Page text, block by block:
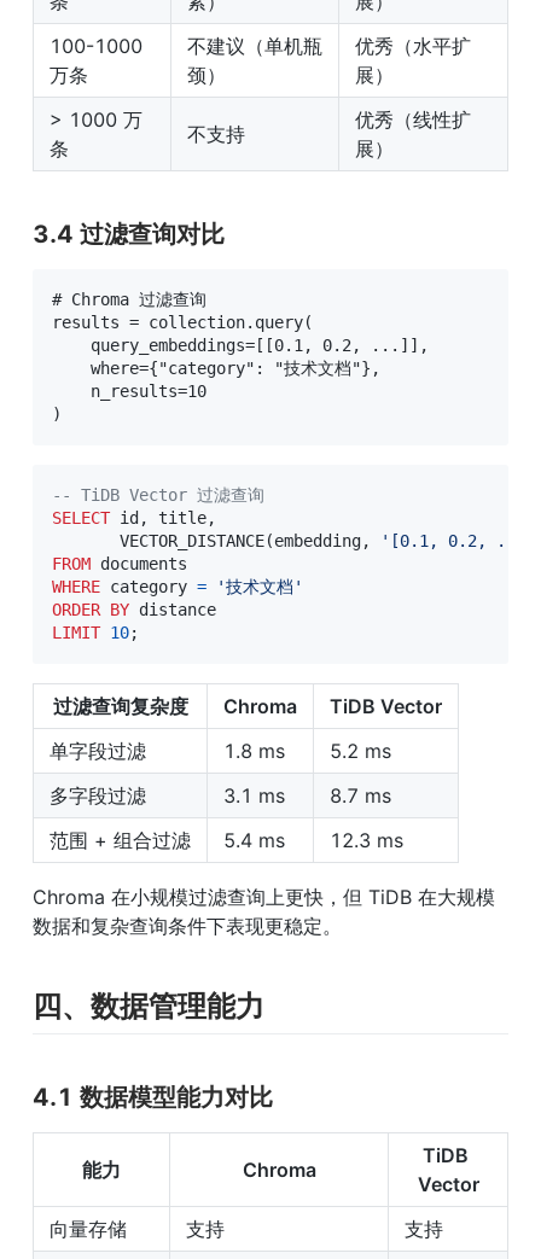
100-1000
万条
不建议（单机瓶
颈）
优秀（水平扩
展）
> 1000 万
条
不支持
优秀（线性扩
展）
3.4 过滤查询对比
# Chroma 过滤查询
results = collection.query(
    query_embeddings=[[0.1, 0.2, ...]],
    where={"category": "技术文档"},
    n_results=10
)
-- TiDB Vector 过滤查询
SELECT id , title,
       VECTOR_DISTANCE
(embedding,
'[0.1, 0.2,
FROM
WHERE category =
'技术文档'
ORDER BY
LIMIT 10;
过滤查询复杂度 Chroma
TiDB Vector
单字段过滤
1.8 ms
5.2 ms
多字段过滤
3.1 ms
8.7 ms
范围 + 组合过滤
5.4 ms 12.3 ms
Chroma 在小规模过滤查询上更快，但 TiDB 在大规模
数据和复杂查询条件下表现更稳定。
四、数据管理能力
4.1 数据模型能力对比
能力 Chroma
TiDB
Vector
向量存储
支持
支持